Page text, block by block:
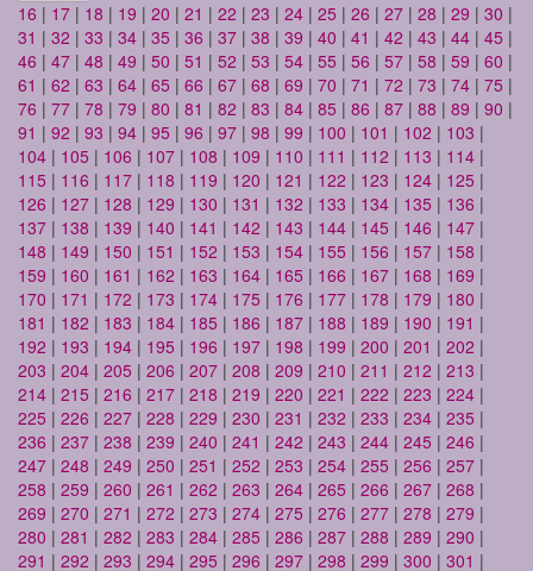
16 | 17 | 18 | 19 | 20 | 21 | 22 | 23 | 24 | 25 | 26 | 27 | 28 | 29 | 30 |
31 | 32 | 33 | 34 | 35 | 36 | 37 | 38 | 39 | 40 | 41 | 42 | 43 | 44 | 45 |
46 | 47 | 48 | 49 | 50 | 51 | 52 | 53 | 54 | 55 | 56 | 57 | 58 | 59 | 60 |
61 | 62 | 63 | 64 | 65 | 66 | 67 | 68 | 69 | 70 | 71 | 72 | 73 | 74 | 75 |
76 | 77 | 78 | 79 | 80 | 81 | 82 | 83 | 84 | 85 | 86 | 87 | 88 | 89 | 90 |
91 | 92 | 93 | 94 | 95 | 96 | 97 | 98 | 99 | 100 | 101 | 102 | 103 |
104 | 105 | 106 | 107 | 108 | 109 | 110 | 111 | 112 | 113 | 114 |
115 | 116 | 117 | 118 | 119 | 120 | 121 | 122 | 123 | 124 | 125 |
126 | 127 | 128 | 129 | 130 | 131 | 132 | 133 | 134 | 135 | 136 |
137 | 138 | 139 | 140 | 141 | 142 | 143 | 144 | 145 | 146 | 147 |
148 | 149 | 150 | 151 | 152 | 153 | 154 | 155 | 156 | 157 | 158 |
159 | 160 | 161 | 162 | 163 | 164 | 165 | 166 | 167 | 168 | 169 |
170 | 171 | 172 | 173 | 174 | 175 | 176 | 177 | 178 | 179 | 180 |
181 | 182 | 183 | 184 | 185 | 186 | 187 | 188 | 189 | 190 | 191 |
192 | 193 | 194 | 195 | 196 | 197 | 198 | 199 | 200 | 201 | 202 |
203 | 204 | 205 | 206 | 207 | 208 | 209 | 210 | 211 | 212 | 213 |
214 | 215 | 216 | 217 | 218 | 219 | 220 | 221 | 222 | 223 | 224 |
225 | 226 | 227 | 228 | 229 | 230 | 231 | 232 | 233 | 234 | 235 |
236 | 237 | 238 | 239 | 240 | 241 | 242 | 243 | 244 | 245 | 246 |
247 | 248 | 249 | 250 | 251 | 252 | 253 | 254 | 255 | 256 | 257 |
258 | 259 | 260 | 261 | 262 | 263 | 264 | 265 | 266 | 267 | 268 |
269 | 270 | 271 | 272 | 273 | 274 | 275 | 276 | 277 | 278 | 279 |
280 | 281 | 282 | 283 | 284 | 285 | 286 | 287 | 288 | 289 | 290 |
291 | 292 | 293 | 294 | 295 | 296 | 297 | 298 | 299 | 300 | 301 |